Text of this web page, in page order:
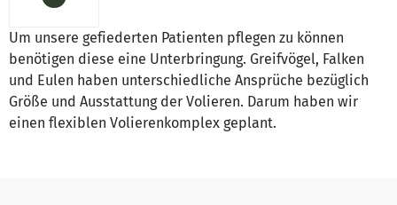
Um unsere gefiederten Patienten pflegen zu können
benötigen diese eine Unterbringung. Greifvögel, Falken
und Eulen haben unterschiedliche Ansprüche bezüglich
Größe und Ausstattung der Volieren. Darum haben wir
einen flexiblen Volierenkomplex geplant.